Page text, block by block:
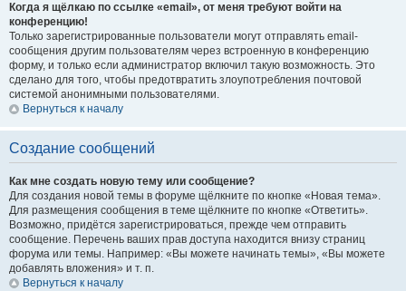
Когда я щёлкаю по ссылке «email», от меня требуют войти на
конференцию!
Только зарегистрированные пользователи могут отправлять email-
сообщения другим пользователям через встроенную в конференцию
форму, и только если администратор включил такую возможность. Это
сделано для того, чтобы предотвратить злоупотребления почтовой
системой анонимными пользователями.
Вернуться к началу
Создание сообщений
Как мне создать новую тему или сообщение?
Для создания новой темы в форуме щёлкните по кнопке «Новая тема».
Для размещения сообщения в теме щёлкните по кнопке «Ответить».
Возможно, придётся зарегистрироваться, прежде чем отправить
сообщение. Перечень ваших прав доступа находится внизу страниц
форума или темы. Например: «Вы можете начинать темы», «Вы можете
добавлять вложения» и т. п.
Вернуться к началу